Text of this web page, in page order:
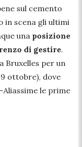
sul cemento
in scena gli ultimi
una posizione
di gestire.
Bruxelles per un
ottobre), dove
le prime